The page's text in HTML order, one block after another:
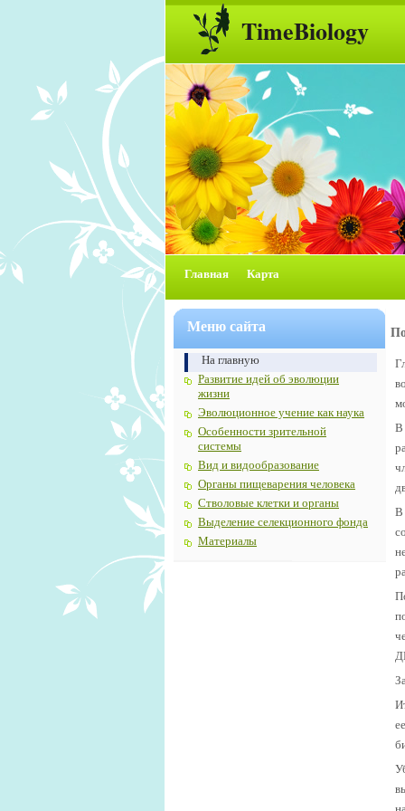
TimeBiology
Главная Карта
Меню сайта
На главную
Развитие идей об эволюции
жизни
Эволюционное учение как наука
Особенности зрительной
системы
Вид и видообразование
Органы пищеварения человека
Стволовые клетки и органы
Выделение селекционного фонда
Материалы
В
В